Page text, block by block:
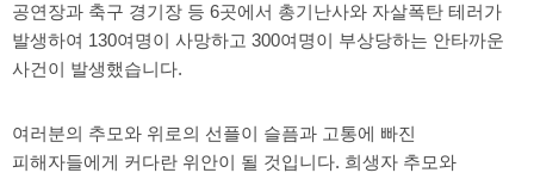
공연장과 축구 경기장 등 6곳에서 총기난사와 자살폭탄 테러가
발생하여 130여명이 사망하고 300여명이 부상당하는 안타까운
사건이 발생했습니다.
여러분의 추모와 위로의 선플이 슬픔과 고통에 빠진
피해자들에게 커다란 위안이 될 것입니다. 희생자 추모와